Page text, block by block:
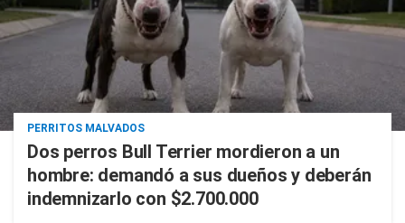
PERRITOS MALVADOS
Dos perros Bull Terrier mordieron a un
hombre: demandó a sus dueños y deberán
indemnizarlo con $2.700.000